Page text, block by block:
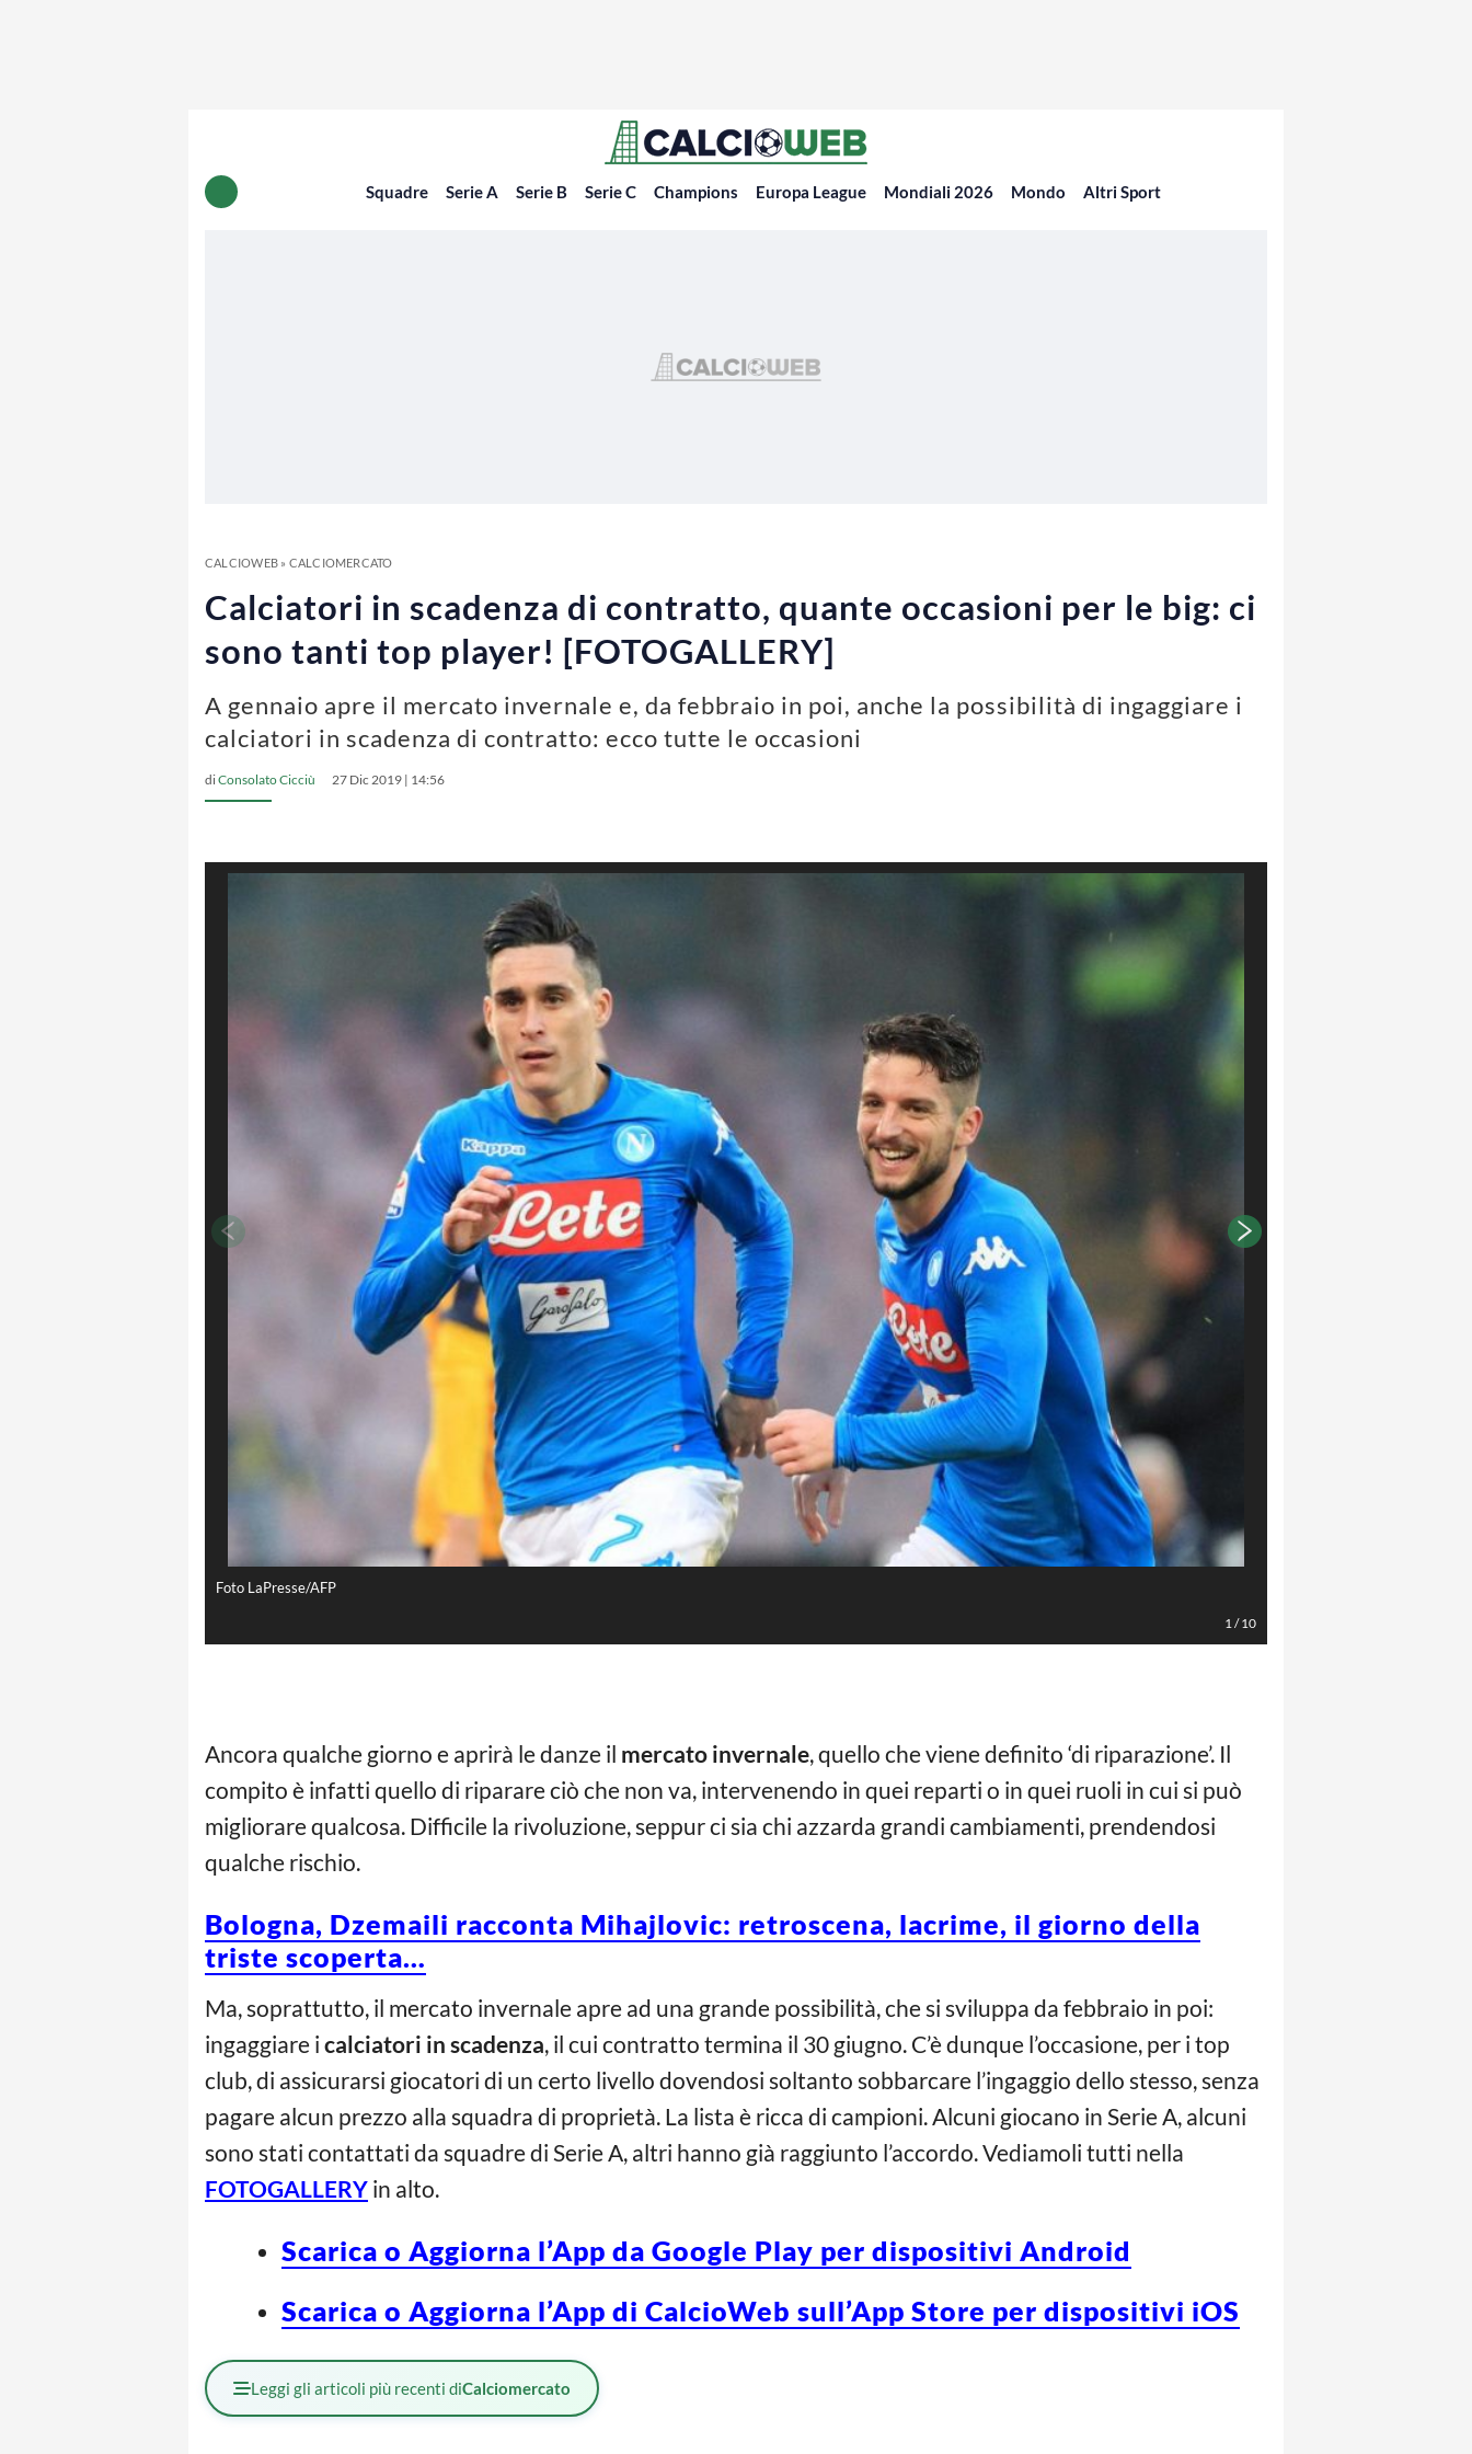
Squadre Serie A Serie B Serie C Champions Europa League Mondiali 2026 Mondo Altri Sport
CALCIOWEB» CALCIOMERCATO
Calciatori in scadenza di contratto, quante occasioni per le big: ci
sono tanti top player! [FOTOGALLERY]
A gennaio apre il mercato invernale e, da febbraio in poi, anche la possibilità di ingaggiare i
calciatori in scadenza di contratto: ecco tutte le occasioni
diConsolato Cicciù 27 Dic 2019 | 14:56
Foto LaPresse/AFP
1/10
Ancora qualche giorno e aprirà le danze il mercato invernale, quello che viene definito ‘di riparazione’. Il
compito è infatti quello di riparare ciò che non va, intervenendo in quei reparti o in quei ruoli in cui si può
migliorare qualcosa. Difficile la rivoluzione, seppur ci sia chi azzarda grandi cambiamenti, prendendosi
qualche rischio.
Bologna, Dzemaili racconta Mihajlovic: retroscena, lacrime, il giorno della
triste scoperta…
Ma, soprattutto, il mercato invernale apre ad una grande possibilità, che si sviluppa da febbraio in poi:
ingaggiare i calciatori in scadenza, il cui contratto termina il 30 giugno. C’è dunque l’occasione, per i top
club, di assicurarsi giocatori di un certo livello dovendosi soltanto sobbarcare l’ingaggio dello stesso, senza
pagare alcun prezzo alla squadra di proprietà. La lista è ricca di campioni. Alcuni giocano in Serie A, alcuni
sono stati contattati da squadre di Serie A, altri hanno già raggiunto l’accordo. Vediamoli tutti nella
FOTOGALLERY in alto.
Scarica o Aggiorna l’App da Google Play per dispositivi Android
Scarica o Aggiorna l’App di CalcioWeb sull’App Store per dispositivi iOS
Leggi gli articoli più recenti diCalciomercato